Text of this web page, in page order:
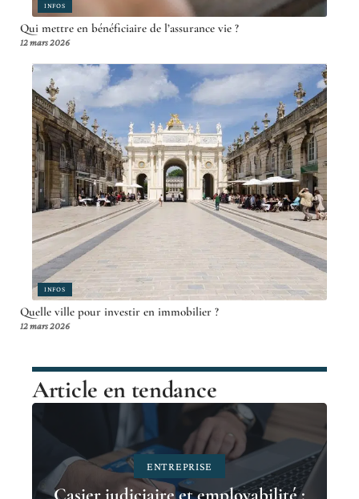
INFOS
Qui mettre en bénéficiaire de l’assurance vie ?
12 mars 2026
INFOS
Quelle ville pour investir en immobilier ?
12 mars 2026
Article en tendance
ENTREPRISE